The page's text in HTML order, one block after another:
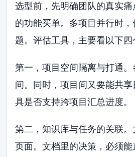
选型前，先明确团队的真实痛
的功能买单。多项目并行时
题。评估工具，主要看以下四
第一，项目空间隔离与打通
间。同时，项目间又要能共
具是否支持跨项目汇总进度。
第二，知识库与任务的关联
页面。文档里的决策，必须